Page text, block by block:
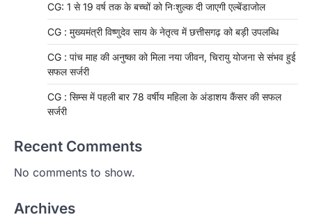
CG: 1 से 19 वर्ष तक के बच्चों को निःशुल्क दी जाएगी एल्बेंडाजोल
CG : मुख्यमंत्री विष्णुदेव साय के नेतृत्व में छत्तीसगढ़ को बड़ी उपलब्धि
CG : पांच माह की अनुष्का को मिला नया जीवन, चिरायु योजना से संभव हुई
सफल सर्जरी
CG : सिम्स में पहली बार 78 वर्षीय महिला के अंडाशय कैंसर की सफल
सर्जरी
Recent Comments
No comments to show.
Archives